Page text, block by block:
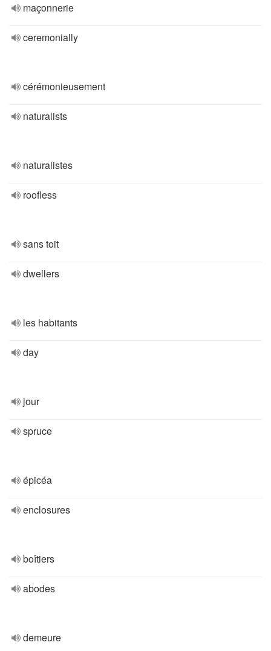
maçonnerie
ceremonially
cérémonieusement
naturalists
naturalistes
roofless
sans toit
dwellers
les habitants
day
jour
spruce
épicéa
enclosures
boîtiers
abodes
demeure